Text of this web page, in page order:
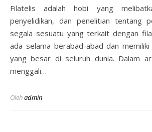
Filatelis adalah hobi yang melibatkan pengumpulan,
penyelidikan, dan penelitian tentang
segala sesuatu yang terkait dengan
ada selama berabad-abad dan
yang besar di seluruh dunia. Dalam
menggali…
Olehadmin